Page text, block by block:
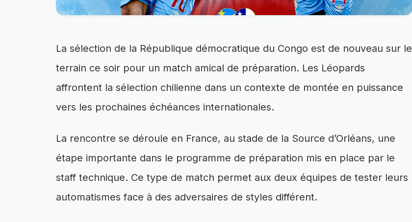
La sélection de la République démocratique du Congo est de nouveau sur le
terrain ce soir pour un match amical de préparation. Les Léopards
affrontent la sélection chilienne dans un contexte de montée en puissance
vers les prochaines échéances internationales.
La rencontre se déroule en France, au stade de la Source d’Orléans, une
étape importante dans le programme de préparation mis en place par le
staff technique. Ce type de match permet aux deux équipes de tester leurs
automatismes face à des adversaires de styles différent.